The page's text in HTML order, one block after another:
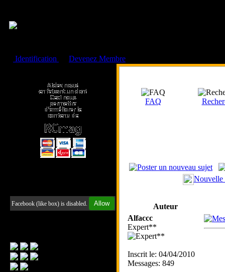
Identification
Devenez Membre
Facebook (like box) is disabled. Allow
FAQ
Auteur
Alfaccc
Expert**
Inscrit le: 04/04/2010
Messages: 849